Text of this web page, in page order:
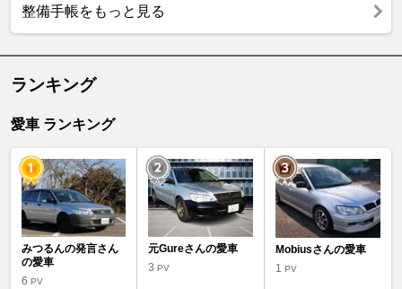
整備手帳をもっと見る
ランキング
愛車 ランキング
みつるんの発言さん
の愛車
6 PV
元Gureさんの愛車
3PV
Mobiusさんの愛車
1 PV